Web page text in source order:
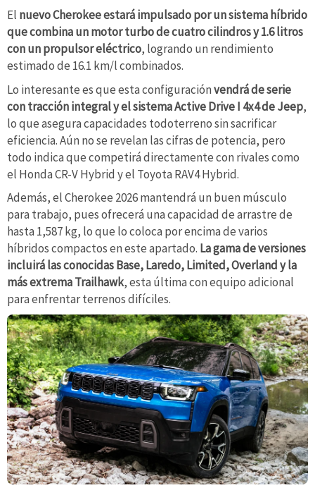
El nuevo Cherokee estará impulsado por un sistema híbrido
que combina un motor turbo de cuatro cilindros y 1.6 litros
con un propulsor eléctrico, logrando un rendimiento
estimado de 16.1 km/l combinados.
Lo interesante es que esta configuraciónvendrá de serie
con tracción integral y el sistema Active Drive I 4x4 de Jeep,
lo que asegura capacidades todoterreno sin sacrificar
eficiencia. Aún no se revelan las cifras de potencia, pero
todo indica que competirá directamente con rivales como
el Honda CR-V Hybrid y el Toyota RAV4 Hybrid.
Además, el Cherokee 2026 mantendrá un buen músculo
para trabajo, pues ofrecerá una capacidad de arrastre de
hasta 1,587 kg, lo que lo coloca por encima de varios
híbridos compactos en este apartado. La gama de versiones
incluirá las conocidas Base, Laredo, Limited, Overland y la
más extrema Trailhawk, esta última con equipo adicional
para enfrentar terrenos difíciles.